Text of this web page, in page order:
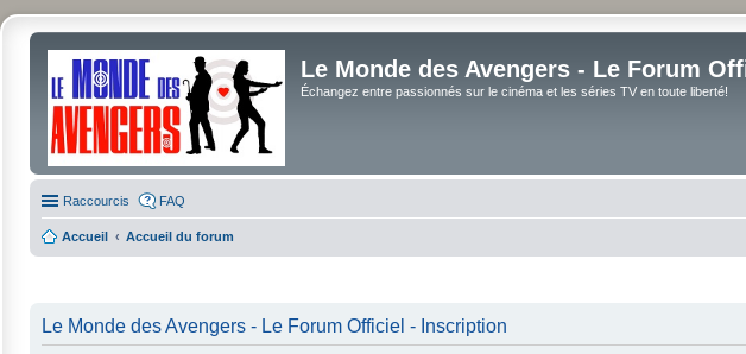
Le Monde des Avengers - Le Forum
Échangez entre passionnés sur le cinéma et les séries TV en toute liberté!
Raccourcis FAQ
Accueil Accueil du forum
Le Monde des Avengers - Le Forum Officiel - Inscription